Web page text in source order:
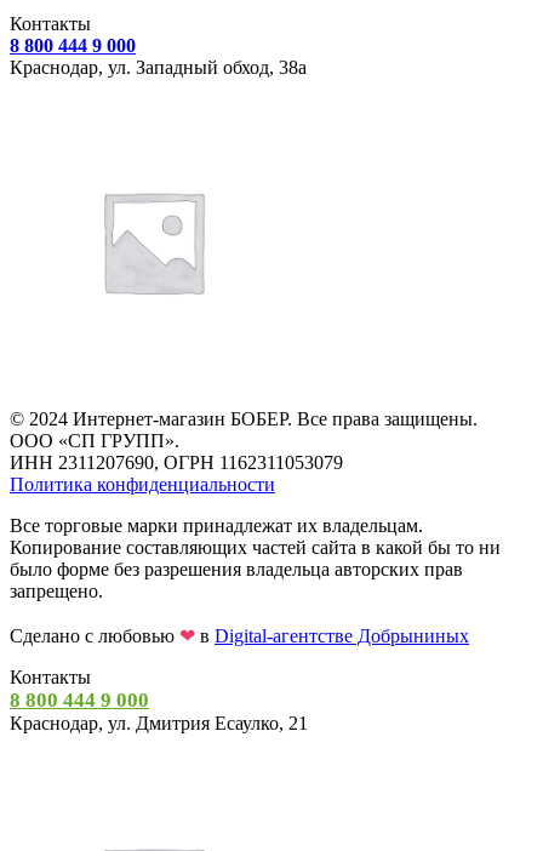
Контакты
8 800 444 9 000
Краснодар, ул. Западный обход, 38а
© 2024 Интернет-магазин БОБЕР. Все права защищены.
ООО «СП ГРУПП».
ИНН 2311207690, ОГРН 1162311053079
Политика конфиденциальности
Все торговые марки принадлежат их владельцам.
Копирование составляющих частей сайта в какой бы то ни
было форме без разрешения владельца авторских прав
запрещено.
Сделано с любовью ❤ в Digital-агентстве Добрыниных
Контакты
8 800 444 9 000
Краснодар, ул. Дмитрия Есаулко, 21